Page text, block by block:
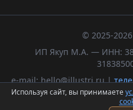
© 2025-2026
ИП Якуп М.А. — ИНН:
e-mail: hello@illustri.ru |
Политика обработки
Используя сайт, вы принимаете